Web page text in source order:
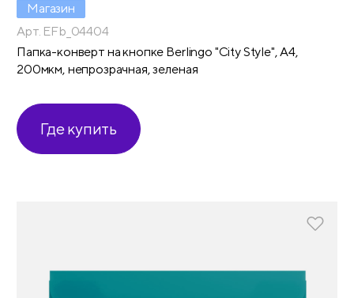
Магазин
Арт. EFb_04404
Папка-конверт на кнопке Berlingo "City Style", А4,
200мкм, непрозрачная, зеленая
Где купить